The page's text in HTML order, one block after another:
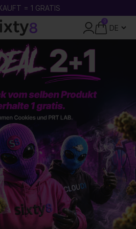
LIEFERUNG AB 49€
0
VERSAND